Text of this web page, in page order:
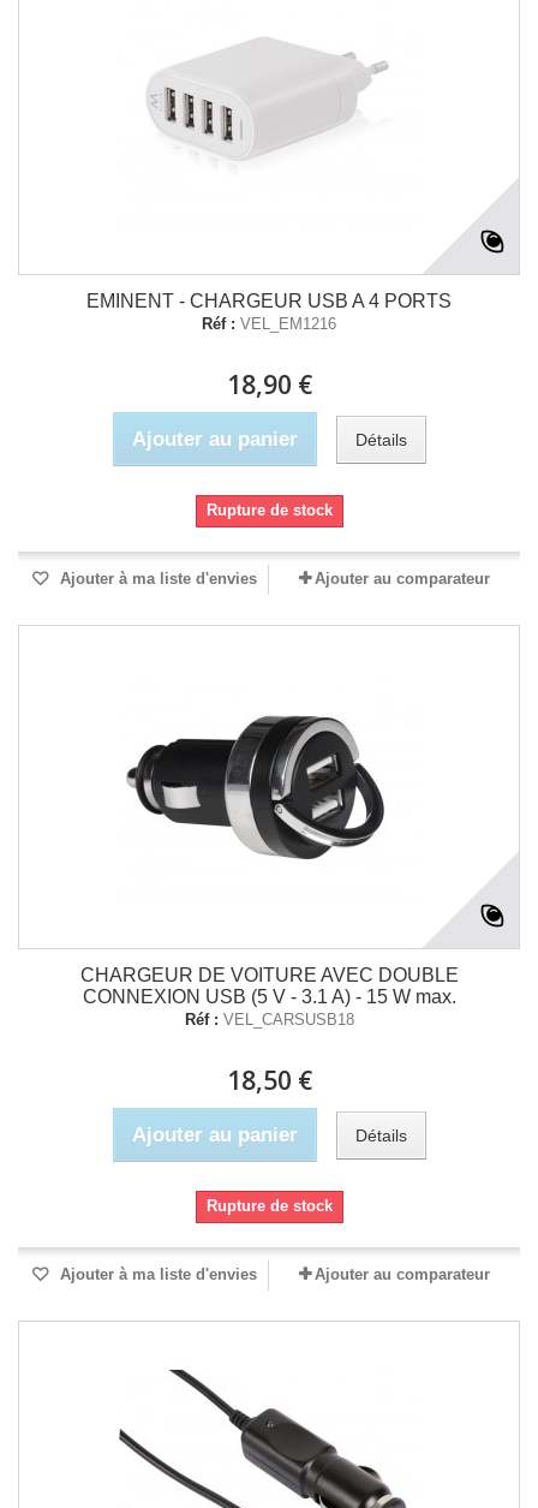
EMINENT - CHARGEUR USB A 4 PORTS
Réf : VEL_EM1216
18,90 €
Ajouter au panier Détails
Rupture de stock
Ajouter à ma liste d'envies Ajouter au comparateur
CHARGEUR DE VOITURE AVEC DOUBLE
CONNEXION USB (5 V - 3.1 A) - 15 W max.
Réf : VEL_CARSUSB18
18,50 €
Ajouter au panier Détails
Rupture de stock
Ajouter à ma liste d'envies Ajouter au comparateur